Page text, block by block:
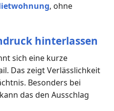
, ohne
hinterlassen
sich eine kurze
Das zeigt Verlässlichkeit
Besonders bei
das den Ausschlag